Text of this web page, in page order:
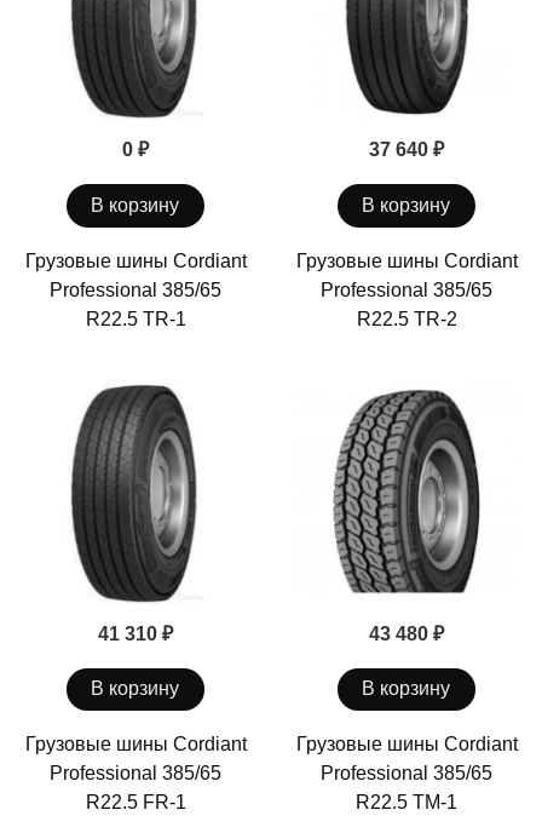
0 ₽
В корзину
Грузовые шины Cordiant
Professional 385/65
R22.5 TR-1
37 640 ₽
В корзину
Грузовые шины Cordiant
Professional 385/65
R22.5 TR-2
41 310 ₽
В корзину
Грузовые шины Cordiant
Professional 385/65
R22.5 FR-1
43 480 ₽
В корзину
Грузовые шины Cordiant
Professional 385/65
R22.5 TM-1